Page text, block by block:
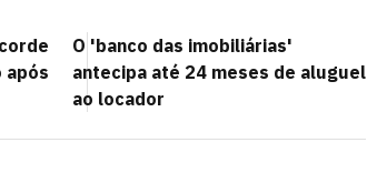
após
O 'banco das imobiliárias'
antecipa até 24 meses de aluguel
ao locador